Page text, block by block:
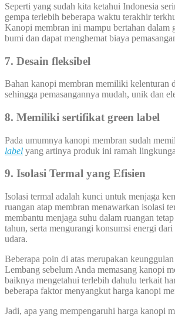
Seperti yang sudah kita ketahui Indonesia
gempa terlebih beberapa waktu terakhir
Kanopi membran ini mampu bertahan dalam
bumi dan dapat menghemat biaya
7. Desain fleksibel
Bahan kanopi membran memiliki kelenturan
sehingga pemasangannya mudah, unik dan
8. Memiliki sertifikat green label
Pada umumnya kanopi membran sudah
label yang artinya produk ini ramah
9. Isolasi Termal yang Efisien
Isolasi termal adalah kunci untuk menjaga
ruangan atap membran menawarkan isolasi
membantu menjaga suhu dalam ruangan
tahun, serta mengurangi konsumsi energi
udara.
Beberapa poin di atas merupakan
Lembang sebelum Anda memasang kanopi
baiknya mengetahui terlebih dahulu terkait
beberapa faktor menyangkut harga kanopi
Jadi, apa yang mempengaruhi harga kanopi